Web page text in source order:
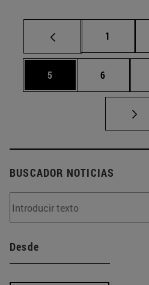
Página
1
Página
5 Página
6
BUSCADOR NOTICIAS
Desde